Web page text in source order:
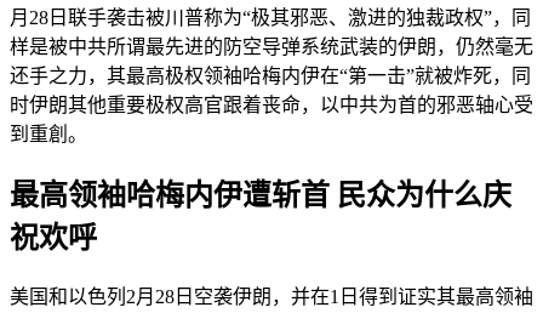
月28日联手袭击被川普称为“极其邪恶、激进的独裁政权”，同
样是被中共所谓最先进的防空导弹系统武装的伊朗，仍然毫无
还手之力，其最高极权领袖哈梅内伊在“第一击”就被炸死，同
时伊朗其他重要极权高官跟着丧命，以中共为首的邪恶轴心受
到重創。
最高领袖哈梅内伊遭斩首 民众为什么庆
祝欢呼
美国和以色列2月28日空袭伊朗，并在1日得到证实其最高领袖